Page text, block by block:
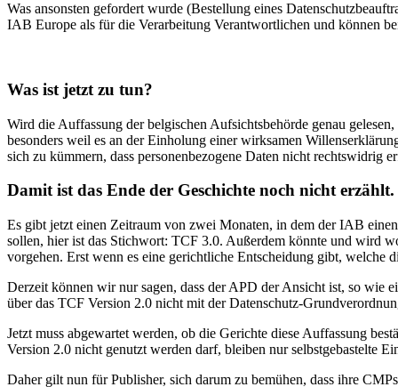
Was ansonsten gefordert wurde (Bestellung eines
IAB Europe als für die Verarbeitung Verantwortlichen und können
Was ist jetzt zu tun?
Wird die Auffassung der belgischen Aufsichtsbehörde genau
besonders weil es an der Einholung einer wirksamen
sich zu kümmern, dass personenbezogene Daten nicht rechtswidrig
Damit ist das Ende der Geschichte noch nicht erzählt.
Es gibt jetzt einen Zeitraum von zwei Monaten, in dem der IAB
sollen, hier ist das Stichwort: TCF 3.0. Außerdem könnte und wird
vorgehen. Erst wenn es eine gerichtliche Entscheidung gibt,
Derzeit können wir nur sagen, dass der APD der Ansicht ist, so wie
über das TCF Version 2.0 nicht mit der Datenschutz-
Jetzt muss abgewartet werden, ob die Gerichte diese Auffassung
Version 2.0 nicht genutzt werden darf, bleiben nur selbstgebastelte
Daher gilt nun für Publisher, sich darum zu bemühen, dass ihre